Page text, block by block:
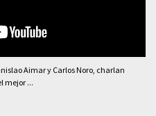
Aimar y Carlos Noro, charlan
mejor ...